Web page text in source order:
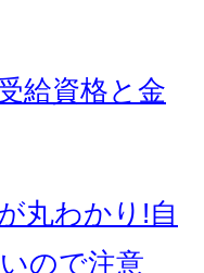
給資格と金
丸わかり!自
ので注意